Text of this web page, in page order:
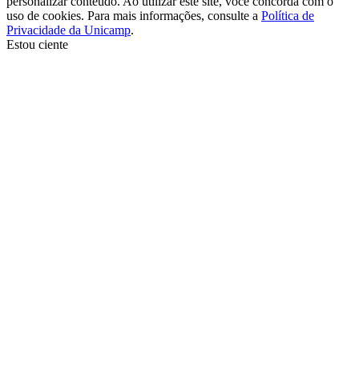
uso de cookies. Para mais informações, consulte a Política de
Privacidade da Unicamp.
Estou ciente